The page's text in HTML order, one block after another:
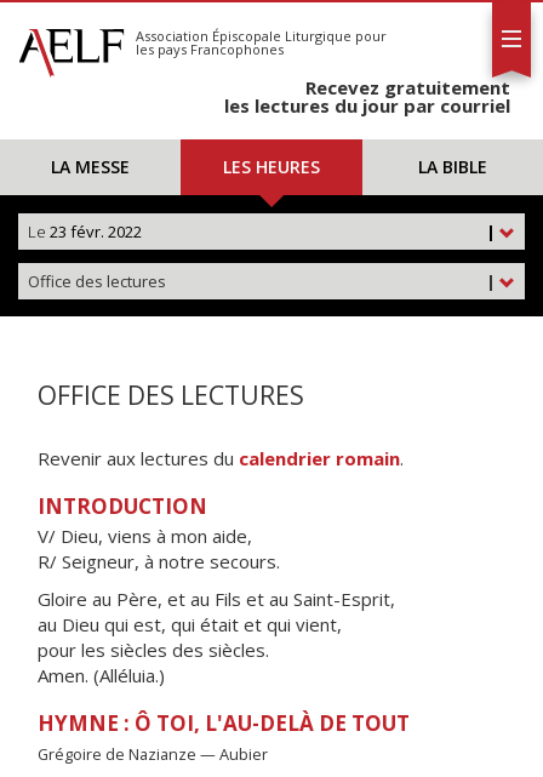
S'abonner
Calendrier
Association Épiscopale Liturgique pour
les pays Francophones
Recevez gratuitement
les lectures du jour par courriel
LA MESSE LES HEURES LA BIBLE
|
Le 23 févr. 2022
|
Office des lectures
OFFICE DES LECTURES
Revenir aux lectures du calendrier romain.
INTRODUCTION
V/ Dieu, viens à mon aide,
R/ Seigneur, à notre secours.
Gloire au Père, et au Fils et au Saint-Esprit,
au Dieu qui est, qui était et qui vient,
pour les siècles des siècles.
Amen. (Alléluia.)
HYMNE : Ô TOI, L'AU-DELÀ DE TOUT
Grégoire de Nazianze — Aubier